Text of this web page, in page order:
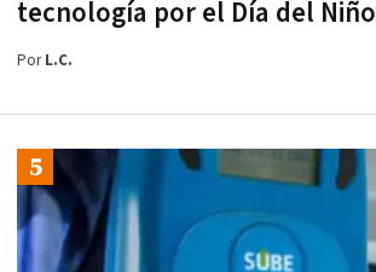
tecnología por el Día del Niño
PorL.C.